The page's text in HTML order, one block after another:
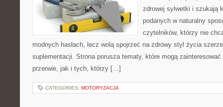
zdrowej sylwetki i szukają
podanych w naturalny
czytelników, którzy nie
modnych hasłach, lecz wolą spojrzeć na zdrowy styl życia
suplementacji. Strona porusza tematy, które mogą
przerwie, jak i tych, którzy […]
CATEGORIES: MOTORYZACJA